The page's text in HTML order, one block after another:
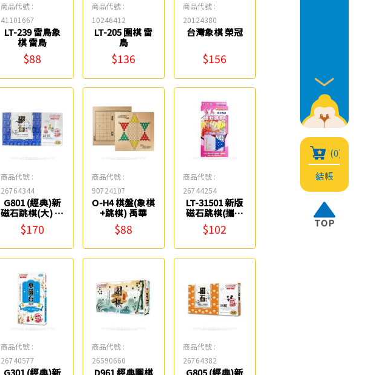
(0)
結帳
商品代號 :
41101667
LT-239 雷鳥象
棋 雷鳥
$88
商品代號 :
10246412
LT-205 圍棋 雷
鳥
$136
商品代號 :
20124380
台灣象棋 榮冠
$156
商品代號 :
26764344
G801 (經典)新
磁石跳棋(大) 大
富翁
$170
商品代號 :
90724107
O-H4 棋盤(象棋
+跳棋) 禹華
$88
商品代號 :
26744254
LT-31501 新版
磁石跳棋(攜帶
型) 雷鳥
$102
商品代號 :
26740577
商品代號 :
26590660
商品代號 :
26764382